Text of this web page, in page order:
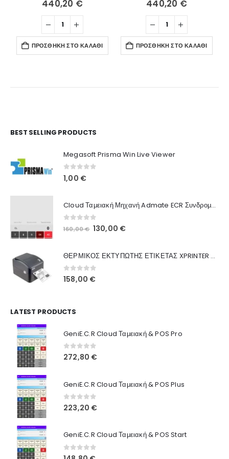
440,20 €
ΠΡΟΣΘΉΚΗ ΣΤΟ ΚΑΛΆΘΙ
440,20 €
ΠΡΟΣΘΉΚΗ ΣΤΟ ΚΑΛΆΘΙ
BEST SELLING PRODUCTS
Megasoft Prisma Win Live Viewer
0 out of 5
1,00 €
Cloud Ταμειακή Μηχανή Admate ECR Συνδρομή 12 μηνών
out of 5
160,00€ Original
160,00 €.
130,00 €Η
είναι:
ΘΕΡΜΙΚΟΣ ΕΚΤΥΠΩΤΗΣ ΕΤΙΚΕΤΑΣ XPRINTER XP-420B
0out of 5
158,00 €
LATEST PRODUCTS
GeniE.C.R Cloud Ταμειακή & POS Pro
0out of 5
272,80 €
GeniE.C.R Cloud Ταμειακή & POS Plus
0out of 5
223,20 €
GeniE.C.R Cloud Ταμειακή & POS Start
0out of 5
Ο Λογαριασμός μου
Στοιχεία λογαριασμού
Παραγγελίες
Πληροφορίες Καταστήματος
Ποιοι Είμαστε
Γιατί Εμάς
Blog
Όροι Χρήσης
Τρόποι Αγοράς
Τρόποι Πληρωμής
Τρόποι Αποστολής
Ασφάλεια Πληρωμών